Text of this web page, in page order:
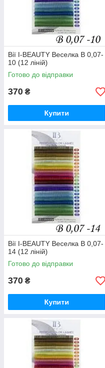
Вії I-BEAUTY Веселка B 0,07-
10 (12 ліній)
Готово до відправки
370 ₴
Купити
Вії I-BEAUTY Веселка B 0,07-
14 (12 ліній)
Готово до відправки
370 ₴
Купити